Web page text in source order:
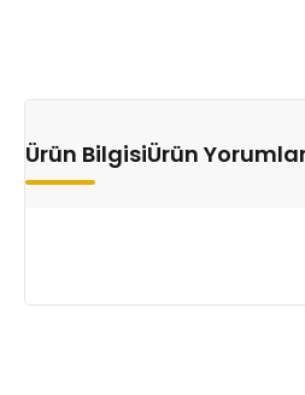
Ürün BilgisiÜrün